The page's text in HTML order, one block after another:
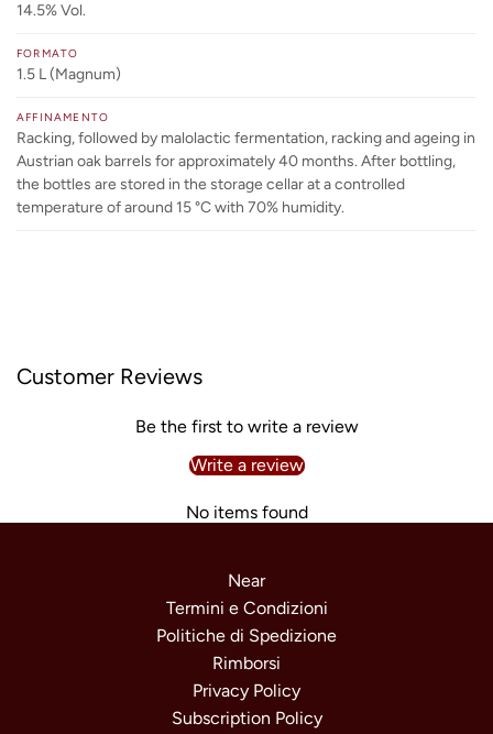
14.5% Vol.
FORMATO
1.5 L (Magnum)
AFFINAMENTO
Racking, followed by malolactic fermentation, racking and ageing in
Austrian oak barrels for approximately 40 months. After bottling,
the bottles are stored in the storage cellar at a controlled
temperature of around 15 °C with 70% humidity.
Customer Reviews
Be the first to write a review
Write a review
No items found
Near
Termini e Condizioni
Politiche di Spedizione
Rimborsi
Privacy Policy
Subscription Policy